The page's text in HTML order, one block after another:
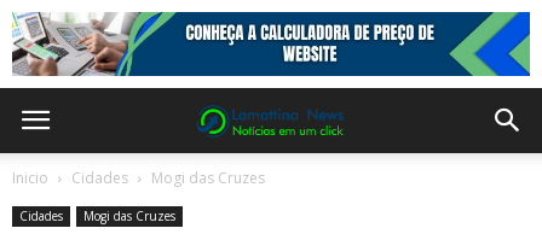
Inicio Cidades Mogi das Cruzes
Cidades Mogi das Cruzes